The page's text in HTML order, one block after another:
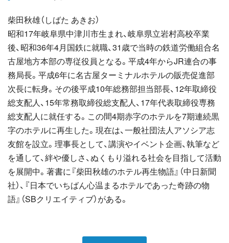
柴田秋雄（しばた あきお）
昭和17年岐阜県中津川市生まれ、岐阜県立岩村高校卒業
後、昭和36年4月国鉄に就職、31歳で当時の鉄道労働組合名
古屋地方本部の専従役員となる。平成4年からJR連合の事
務局長。平成6年に名古屋ターミナルホテルの販売促進部
次長に転身。その後平成10年総務部担当部長、12年取締役
総支配人、15年常務取締役総支配人、17年代表取締役専務
総支配人に就任する。この間4期赤字のホテルを7期連続黒
字のホテルに再生した。現在は、一般社団法人アソシア志
友館を設立。理事長として、講演やイベント企画、執筆など
を通して、絆や優しさ、ぬくもり溢れる社会を目指して活動
を展開中。著書に『柴田秋雄のホテル再生物語』（中日新聞
社）、『日本でいちばん心温まるホテルであった奇跡の物
語』（SBクリエイティブ）がある。